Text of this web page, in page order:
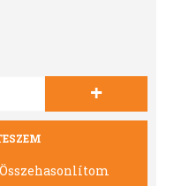
+
Összehasonlítom